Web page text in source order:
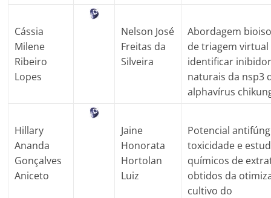
Cássia
Milene
Ribeiro
Lopes
Nelson José
Freitas da
Silveira
Abordagem
de triagem
identificar
naturais da nsp3
alphavírus
Hillary
Ananda
Gonçalves
Aniceto
Jaine
Honorata
Hortolan
Luiz
Potencial
toxicidade e
químicos de
obtidos da
cultivo do